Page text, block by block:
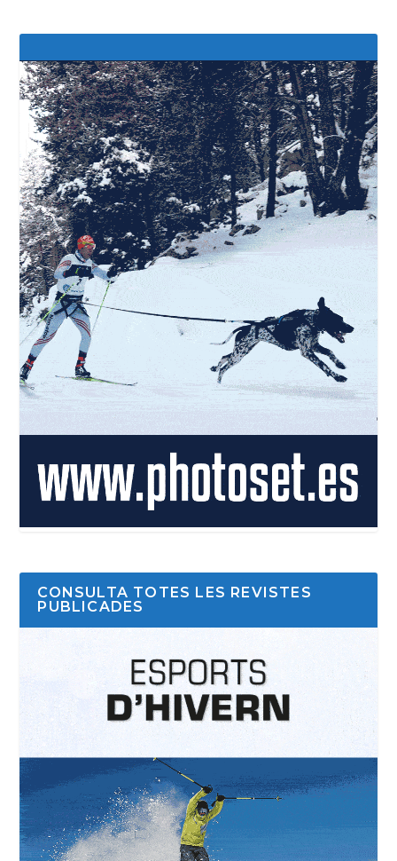
CONSULTA TOTES LES REVISTES
PUBLICADES